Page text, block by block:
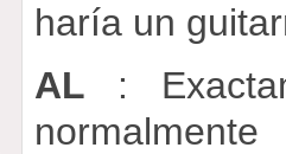
haría un
AL :